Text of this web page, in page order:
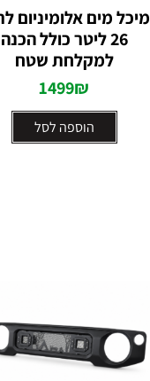
מיכל מים אלומיניום
26 ליטר כולל הכנה
למקלחת שטח
1499₪
הוספה לסל
דורג
0